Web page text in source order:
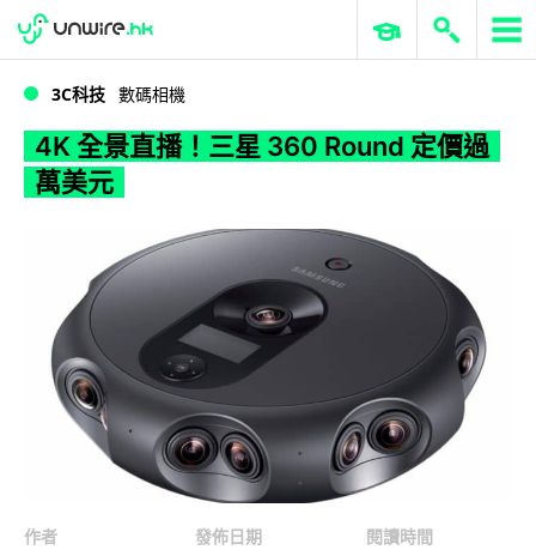
4K 全景直播！三星 360 Round 定價過萬美元
WWDC 2026 ERP 與商業 AI
3C科技 數碼相機
4K 全景直播！三星 360 Round 定價過
萬美元
作者
發佈日期
閱讀時間